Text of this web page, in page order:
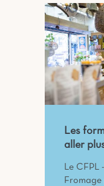
Les
aller
Le CFPL